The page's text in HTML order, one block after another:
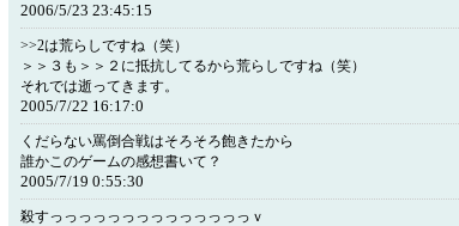
2006/5/23 23:45:15
>>2は荒らしですね（笑）
＞＞３も＞＞２に抵抗してるから荒らしですね（笑）
それでは逝ってきます。
2005/7/22 16:17:0
くだらない罵倒合戦はそろそろ飽きたから
誰かこのゲームの感想書いて？
2005/7/19 0:55:30
殺すっっっっっっっっっっっっっっｖ